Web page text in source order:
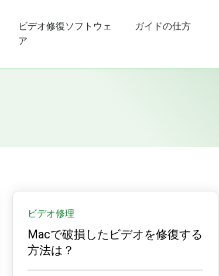
ビデオ修復ソフトウェ
ア
ガイドの仕方
ビデオ修理
Macで破損したビデオを修復する
方法は？